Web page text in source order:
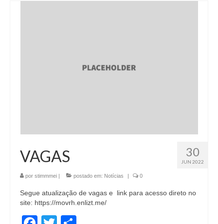
30
JUN 2022
VAGAS
por stimmmei | postado em: Notícias | 0
Segue atualização de vagas e link para acesso direto no
site: https://movrh.enlizt.me/